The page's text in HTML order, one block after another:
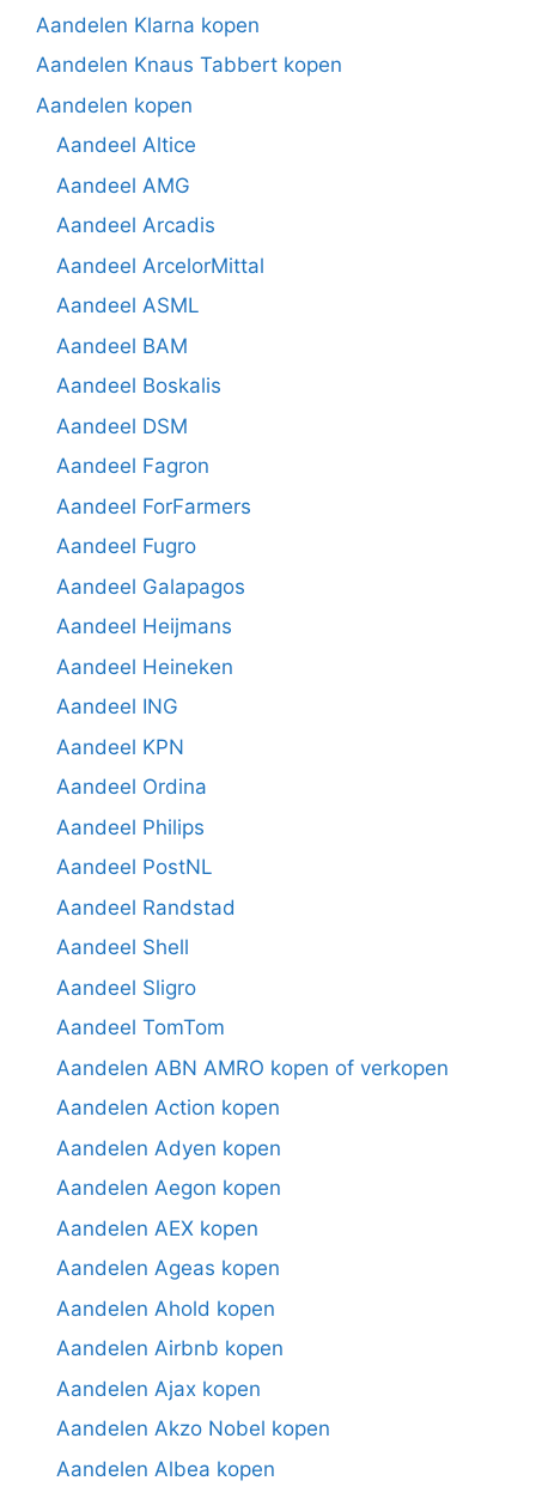
Aandelen Klarna kopen
Aandelen Knaus Tabbert kopen
Aandelen kopen
Aandeel Altice
Aandeel AMG
Aandeel Arcadis
Aandeel ArcelorMittal
Aandeel ASML
Aandeel BAM
Aandeel Boskalis
Aandeel DSM
Aandeel Fagron
Aandeel ForFarmers
Aandeel Fugro
Aandeel Galapagos
Aandeel Heijmans
Aandeel Heineken
Aandeel ING
Aandeel KPN
Aandeel Ordina
Aandeel Philips
Aandeel PostNL
Aandeel Randstad
Aandeel Shell
Aandeel Sligro
Aandeel TomTom
Aandelen ABN AMRO kopen of verkopen
Aandelen Action kopen
Aandelen Adyen kopen
Aandelen Aegon kopen
Aandelen AEX kopen
Aandelen Ageas kopen
Aandelen Ahold kopen
Aandelen Airbnb kopen
Aandelen Ajax kopen
Aandelen Akzo Nobel kopen
Aandelen Albea kopen